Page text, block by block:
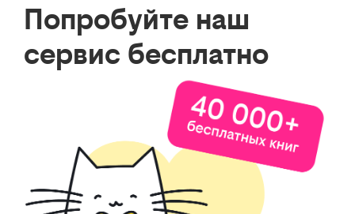
Попробуйте наш
сервис бесплатно